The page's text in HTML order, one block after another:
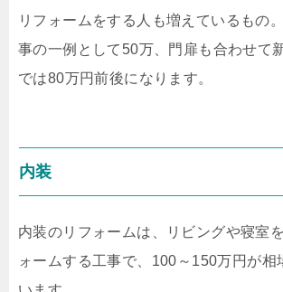
リフォームをする人も増えているもの
事の一例として 50万、門扉も合わせて
では80万円前後になります。
内装
内装のリフォームは、リビングや寝室
ォームする工事で、 100 ～ 150万円が相